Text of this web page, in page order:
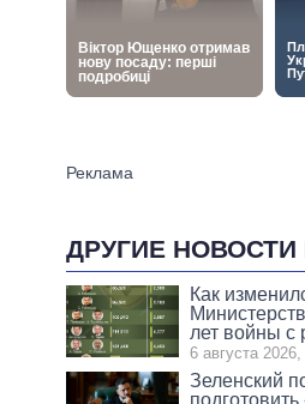
ДРУГИЕ НОВОСТИ
Как
лет войны с
6 августа
Зеленский